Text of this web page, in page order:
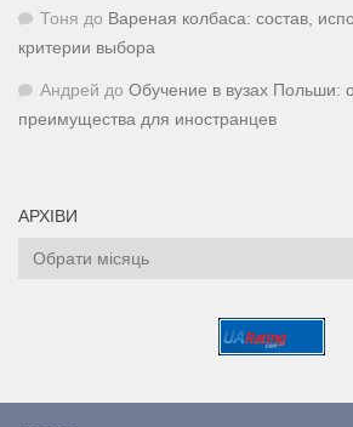
Тоня до Вареная колбаса: состав,
критерии выбора
Андрей до Обучение в вузах Польши:
преимущества для иностранцев
АРХІВИ
Архіви